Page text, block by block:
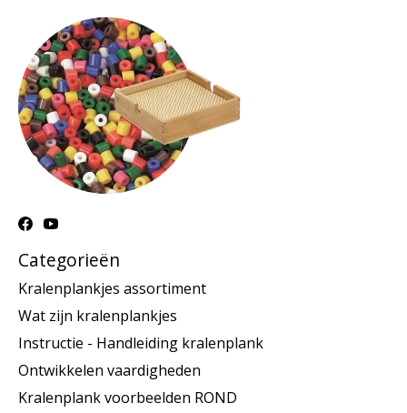
Categorieën
Kralenplankjes assortiment
Wat zijn kralenplankjes
Instructie - Handleiding kralenplank
Ontwikkelen vaardigheden
Kralenplank voorbeelden ROND